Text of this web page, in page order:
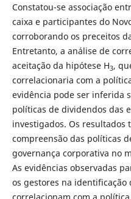
Constatou-se associação
caixa e participantes do
corroborando os preceitos
Entretanto, a análise de
aceitação da hipótese H3,
correlacionaria com a
evidência pode ser inferida
políticas de dividendos das
investigados. Os resultados
compreensão das políticas
governança corporativa no
As evidências observadas
os gestores na identificação